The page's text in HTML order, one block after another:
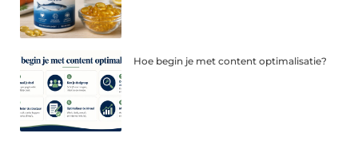
Hoe begin je met content optimalisatie?